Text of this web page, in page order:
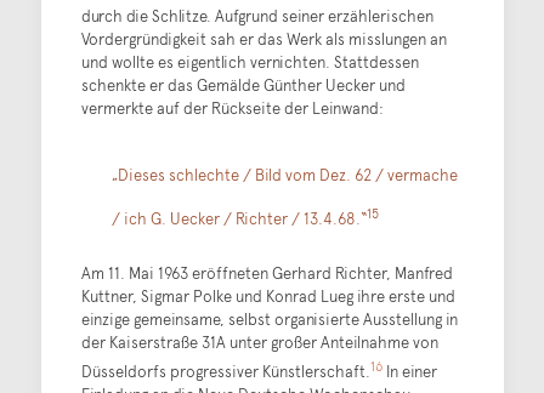
durch die Schlitze. Aufgrund seiner erzählerischen
Vordergründigkeit sah er das Werk als misslungen an
und wollte es eigentlich vernichten. Stattdessen
schenkte er das Gemälde Günther Uecker und
vermerkte auf der Rückseite der Leinwand:
„Dieses schlechte / Bild vom Dez. 62 / vermache
/ ich G. Uecker / Richter / 13.4.68.“15
Am 11. Mai 1963 eröffneten Gerhard Richter, Manfred
Kuttner, Sigmar Polke und Konrad Lueg ihre erste und
einzige gemeinsame, selbst organisierte Ausstellung in
der Kaiserstraße 31A unter großer Anteilnahme von
Düsseldorfs progressiver Künstlerschaft.16In einer